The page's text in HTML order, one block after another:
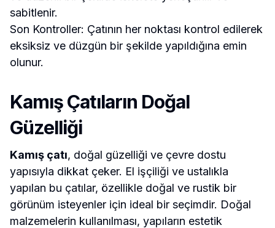
sabitlenir.
Son Kontroller: Çatının her noktası kontrol edilerek
eksiksiz ve düzgün bir şekilde yapıldığına emin
olunur.
Kamış Çatıların Doğal
Güzelliği
Kamış çatı, doğal güzelliği ve çevre dostu
yapısıyla dikkat çeker. El işçiliği ve ustalıkla
yapılan bu çatılar, özellikle doğal ve rustik bir
görünüm isteyenler için ideal bir seçimdir. Doğal
malzemelerin kullanılması, yapıların estetik